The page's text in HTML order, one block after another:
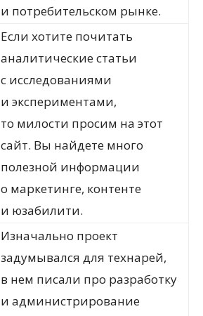
и потребительском рынке.
Если хотите почитать
аналитические статьи
с исследованиями
и экспериментами,
то милости просим на этот
сайт. Вы найдете много
полезной информации
о маркетинге, контенте
и юзабилити.
Изначально проект
задумывался для технарей,
в нем писали про разработку
и администрирование